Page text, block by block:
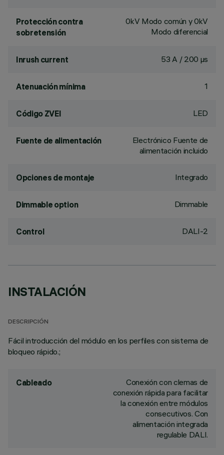
Protección contra
sobretensión
0kV Modo común y 0kV
Modo diferencial
Inrush current 53 A / 200 µs
Atenuación mínima 1
Código ZVEI LED
Fuente de alimentación
Electrónico Fuente de
alimentación incluido
Opciones de montaje Integrado
Dimmable option Dimmable
Control DALI-2
INSTALACIÓN
DESCRIPCIÓN
Fácil introducción del módulo en los perfiles con sistema de
bloqueo rápido.;
Cableado
Conexión con clemas de
conexión rápida para facilitar
la conexión entre módulos
consecutivos. Con
alimentación integrada
regulable DALI.